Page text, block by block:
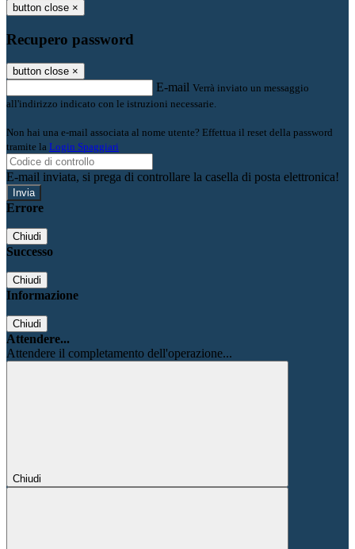
button close ×
Recupero password
button close ×
E-mail Verrà inviato un messaggio
all'indirizzo indicato con le istruzioni necessarie.
Non hai una e-mail associata al nome utente? Effettua il reset della password
tramite la Login Spaggiari
E-mail inviata, si prega di controllare la casella di posta elettronica!
Errore
Chiudi
Successo
Chiudi
Informazione
Chiudi
Attendere...
Attendere il completamento dell'operazione...
Chiudi